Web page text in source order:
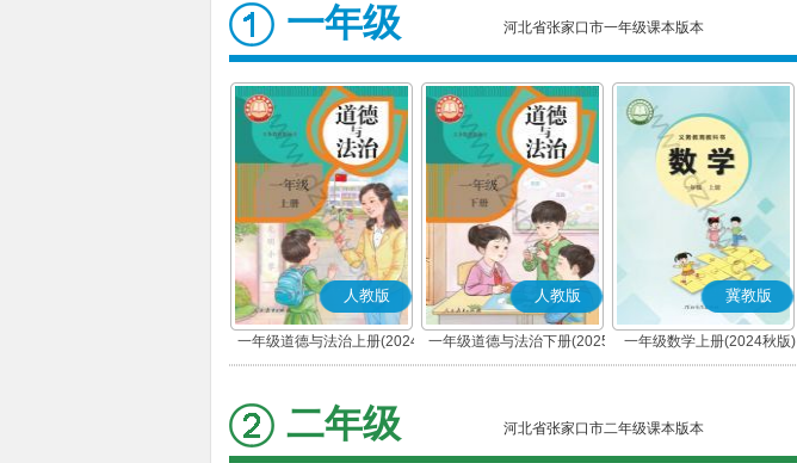
一年级 河北省张家口市一年级课本版本
人教版
一年级道德与法治上册(2024
秋版)(部编版)
人教版
一年级道德与法治下册(2025
春版)(部编版)
冀教版
一年级数学上册(2024秋版)
二年级 河北省张家口市二年级课本版本